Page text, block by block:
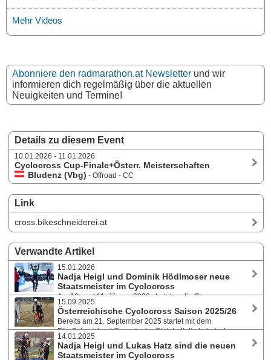
Details zu diesem Event
10.01.2026 - 11.01.2026
Cyclocross Cup-Finale+Österr. Meisterschaften
Bludenz (Vbg) - Offroad - CC
Link
cross.bikeschneiderei.at
Verwandte Artikel
15.01.2026
Nadja Heigl und Dominik Hödlmoser neue
Staatsmeister im Cyclocross
Am 10. und 11. Jänner 2026 starteten die Cross-
Athlet:innen bei winterlichen Bedingungen in Bludenz/Vorarlberg beim
Finale des Cycling Austria Cyclocross Cup 2025/26 und bei den
österreichischen Querfeldein-Meisterschaften in spannende Rennen.
15.09.2025
Österreichische Cyclocross Saison 2025/26
Bereits am 21. September 2025 startet mit dem
BikeSchneiderei Cross in der Südstadt die heimische
Querfeldein-Saison und damit offiziell der diesjährige Cycling Austria
Cyclocross Cup. Am Programm stehen insgesamt 17 Rennen und im
14.01.2025
Nadja Heigl und Lukas Hatz sind die neuen
Staatsmeister im Cyclocross
Mehr Videos
Abonniere den radmarathon.at Newsletter und wir
informieren dich regelmäßig über die aktuellen
Neuigkeiten und Termine!